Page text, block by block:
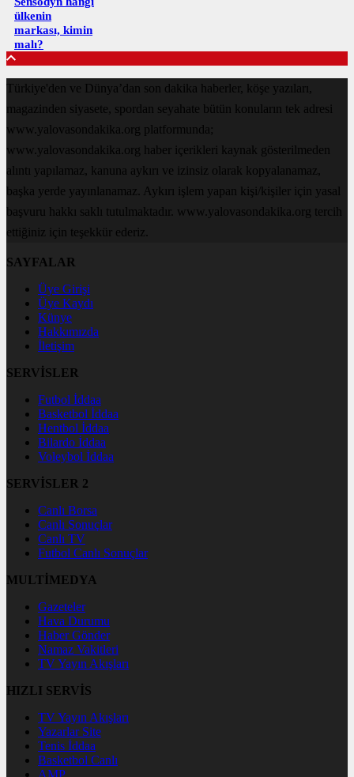
ülkenin
markası, kimin
malı?
Türkiye'den ve Dünya’dan son dakika haberler, köşe yazıları,
magazinden siyasete, spordan seyahate bütün konuların tek adresi
www.yalovasondakika.org platformunda;
www.yalovasondakika.org haber içerikleri kaynak gösterilmeden
alıntı yapılamaz, kanuna aykırı ve izinsiz olarak kopyalanamaz,
başka yerde yayınlanamaz. Aykırı işlem yapan kişi/kişiler için yasal
başvuru hakkı saklı tutulmaktadır. www.yalovasondakika.org tercih
ettiğiniz için teşekkür ederiz.
SAYFALAR
Üye Girişi
Üye Kaydı
Künye
Hakkımızda
İletişim
SERVİSLER
Futbol İddaa
Basketbol İddaa
Hentbol İddaa
Bilardo İddaa
Voleybol İddaa
SERVİSLER 2
Canlı Borsa
Canlı Sonuçlar
Canlı TV
Futbol Canlı Sonuçlar
MULTİMEDYA
Gazeteler
Hava Durumu
Haber Gönder
Namaz Vakitleri
TV Yayın Akışları
HIZLI SERVİS
TV Yayın Akışları
Yazarlar Site
Tenis İddaa
Basketbol Canlı
AMP